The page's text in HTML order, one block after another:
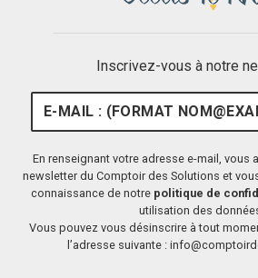
Inscrivez-vous à notre
E-mail :
En renseignant votre adresse e-mail, vous
newsletter du Comptoir des Solutions et
connaissance de notre politique de
utilisation des
Vous pouvez vous désinscrire à tout
l’adresse suivante :